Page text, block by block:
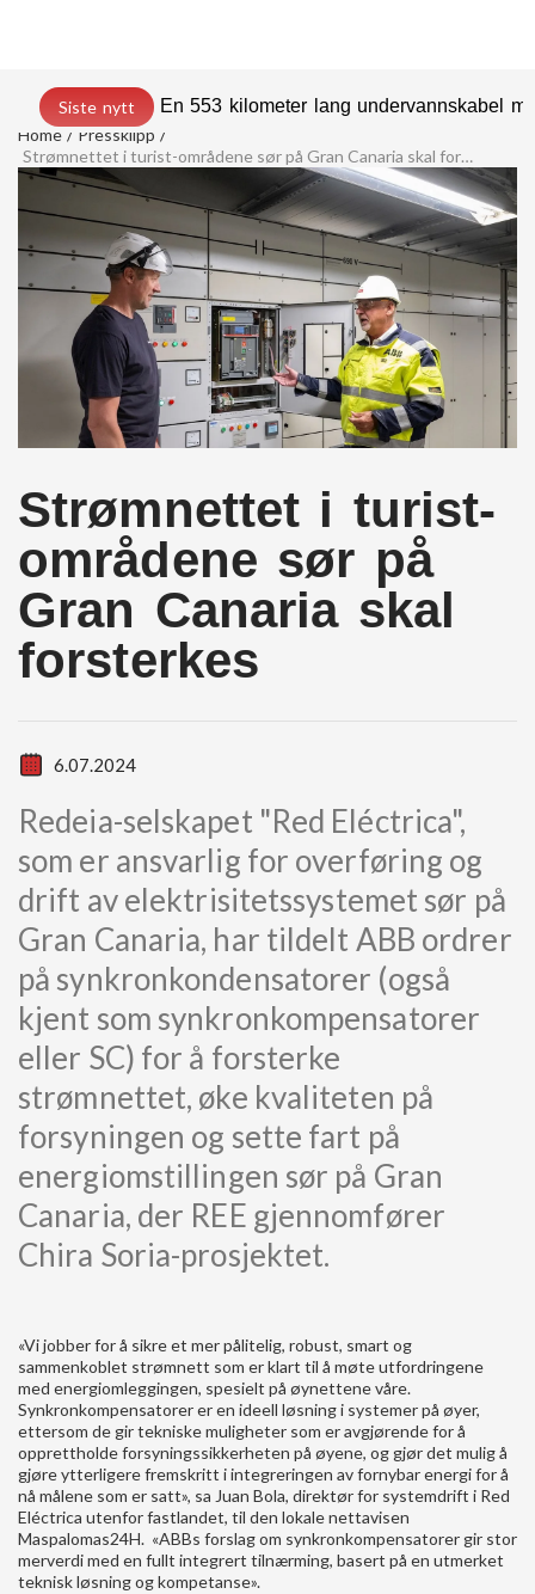
Siste nytt
En 553 kilometer lang undervannskabel
Home
Pressklipp
Strømnettet i turist-områdene sør på Gran Canaria skal forsterkes
Strømnettet i turist-
områdene sør på
Gran Canaria skal
forsterkes
6.07.2024
Redeia-selskapet "Red Eléctrica",
som er ansvarlig for overføring og
drift av elektrisitetssystemet sør på
Gran Canaria, har tildelt ABB ordrer
på synkronkondensatorer (også
kjent som synkronkompensatorer
eller SC) for å forsterke
strømnettet, øke kvaliteten på
forsyningen og sette fart på
energiomstillingen sør på Gran
Canaria, der REE gjennomfører
Chira Soria-prosjektet.
«Vi jobber for å sikre et mer pålitelig, robust, smart og
sammenkoblet strømnett som er klart til å møte utfordringene
med energiomleggingen, spesielt på øynettene våre.
Synkronkompensatorer er en ideell løsning i systemer på øyer,
ettersom de gir tekniske muligheter som er avgjørende for å
opprettholde forsyningssikkerheten på øyene, og gjør det mulig å
gjøre ytterligere fremskritt i integreringen av fornybar energi for å
nå målene som er satt», sa Juan Bola, direktør for systemdrift i Red
Eléctrica utenfor fastlandet, til den lokale nettavisen
Maspalomas24H. «ABBs forslag om synkronkompensatorer gir stor
merverdi med en fullt integrert tilnærming, basert på en utmerket
teknisk løsning og kompetanse».